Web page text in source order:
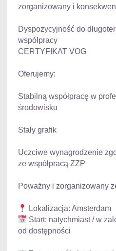
zorganizowany i
Dyspozycyjność do
współpracy
CERTYFIKAT VOG
Oferujemy:
Stabilną współpracę w
środowisku
Stały grafik
Uczciwe wynagrodzenie
ze współpracą ZZP
Poważny i zorganizowany
Start: natychmiast / w
od dostępności